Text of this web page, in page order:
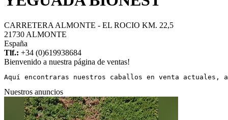
CARRETERA ALMONTE - EL ROCIO KM. 22,5
21730 ALMONTE
España
Tlf.: +34 (0)619938684
Bienvenido a nuestra página de ventas!
Aquí encontraras nuestros caballos en venta actuales,
Nuestros anuncios